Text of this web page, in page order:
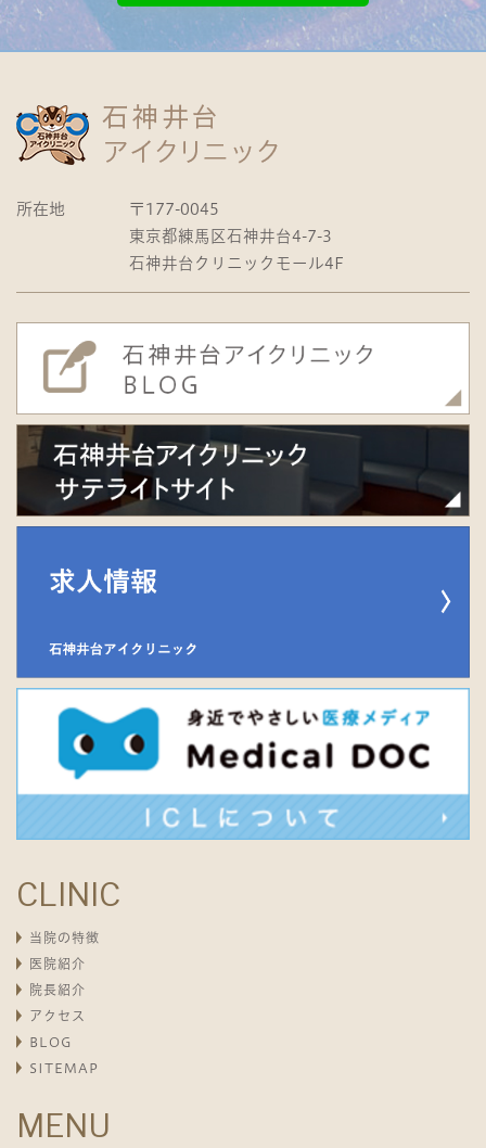
所在地
〒177-0045
東京都練馬区石神井台4-7-3
石神井台クリニックモール4F
CLINIC
当院の特徴
医院紹介
院長紹介
アクセス
BLOG
SITEMAP
MENU